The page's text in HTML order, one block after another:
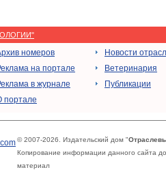
номеров
на портале
в журнале
портале
Новости
Ветеринария
Публикации
© 2007-2026. Издательский дом "
Копирование информации данного сайта
материал